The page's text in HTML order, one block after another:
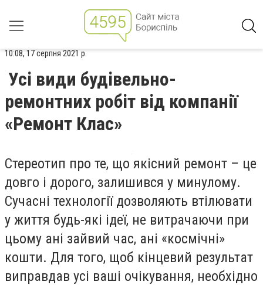
10:08, 17 серпня 2021 р.
Усі види будівельно-
ремонтних робіт від компанії
«Ремонт Клас»
Стереотип про те, що якісний ремонт – це
довго і дорого, залишився у минулому.
Сучасні технології дозволяють втілювати
у життя будь-які ідеї, не витрачаючи при
цьому ані зайвий час, ані «космічні»
кошти. Для того, щоб кінцевий результат
виправдав усі ваші очікування, необхідно